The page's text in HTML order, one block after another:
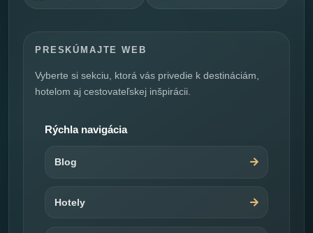
PRESKÚMAJTE WEB
Vyberte si sekciu, ktorá vás privedie k destináciám,
hotelom aj cestovateľskej inšpirácii.
Rýchla navigácia
Blog
Hotely